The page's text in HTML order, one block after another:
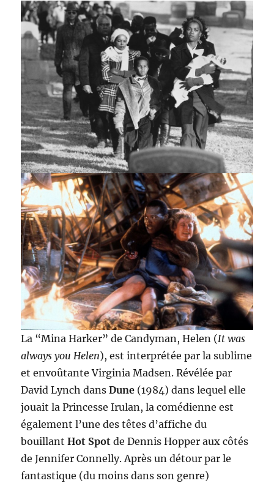
La “Mina Harker” de Candyman, Helen (It was
always you Helen), est interprétée par la sublime
et envoûtante Virginia Madsen. Révélée par
David Lynch dansDune (1984) dans lequel elle
jouait la Princesse Irulan, la comédienne est
également l’une des têtes d’affiche du
bouillantHot Spot de Dennis Hopper aux côtés
de Jennifer Connelly. Après un détour par le
fantastique (du moins dans son genre)